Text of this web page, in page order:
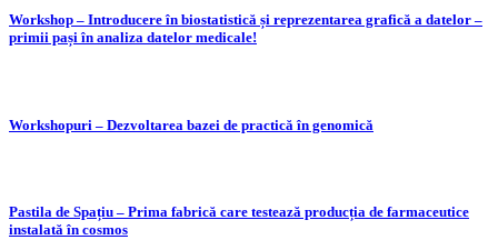
Workshop – Introducere în biostatistică și reprezentarea grafică a datelor –
primii pași în analiza datelor medicale!
Workshopuri – Dezvoltarea bazei de practică în genomică
Pastila de Spațiu – Prima fabrică care testează producția de farmaceutice
instalată în cosmos